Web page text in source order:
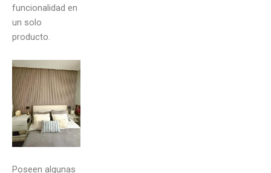
funcionalidad en
un solo
producto.
Poseen algunas